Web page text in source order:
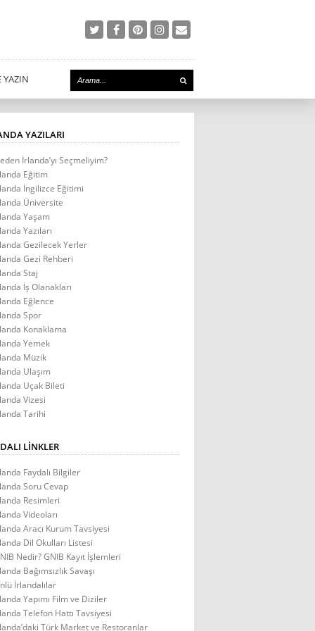
YAZIN
YAZILARI
İrlanda’yı Seçmeliyim?
Eğitim
İngilizce Eğitimi
Üniversite
Yaşam
Yazıları
Gezilecek Yerler
Gezi Rehberi
Staj
İş Olanakları
Eğlence
Spor
Konaklama
Yemek
Müzik
Ulaşım
Uçak Bileti
Vizesi
Tarihi
LINKLER
Faydalı Bilgiler
Soru Cevap
Resimleri
Videoları
Aracı Kurum Tavsiyesi
Dil Okulları Listesi
Nedir? GNIB Kayıt İşlemleri
Bağımsızlık Savaşı
İrlandalılar
Yapımı Film ve Diziler
Telefon Hattı Tavsiyesi
Türk Market ve Restoranlar